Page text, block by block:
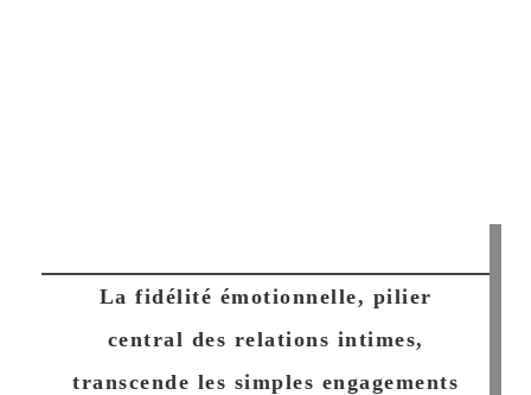
La fidélité émotionnelle, pilier
central des relations intimes,
transcende les simples engagements